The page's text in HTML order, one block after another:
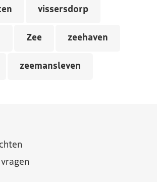
vissersdorp
Zee zeehaven
zeemansleven